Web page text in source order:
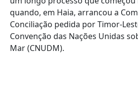
quando, em Haia, arrancou a
Conciliação pedida por Timor-
Convenção das Nações Unidas
Mar (CNUDM).